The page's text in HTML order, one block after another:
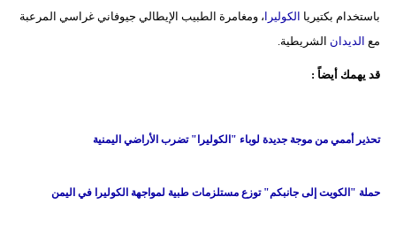
باستخدام بكتيريا الكوليرا، ومغامرة الطبيب الإيطالي جيوفاني غراسي المرعبة
مع الديدان الشريطية.
قد يهمك أيضاً :
تحذير أممي من موجة جديدة لوباء "الكوليرا" تضرب الأراضي اليمنية
حملة "الكويت إلى جانبكم" توزع مستلزمات طبية لمواجهة الكوليرا في اليمن